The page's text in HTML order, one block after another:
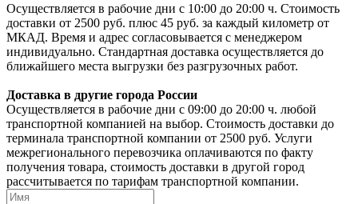
Осуществляется в рабочие дни с 10:00 до 20:00 ч. Стоимость
доставки от 2500 руб. плюс 45 руб. за каждый километр от
МКАД. Время и адрес согласовывается с менеджером
индивидуально. Стандартная доставка осуществляется до
ближайшего места выгрузки без разгрузочных работ.
Доставка в другие города России
Осуществляется в рабочие дни с 09:00 до 20:00 ч. любой
транспортной компанией на выбор. Стоимость доставки до
терминала транспортной компании от 2500 руб. Услуги
межрегионального перевозчика оплачиваются по факту
получения товара, стоимость доставки в другой город
рассчитывается по тарифам транспортной компании.